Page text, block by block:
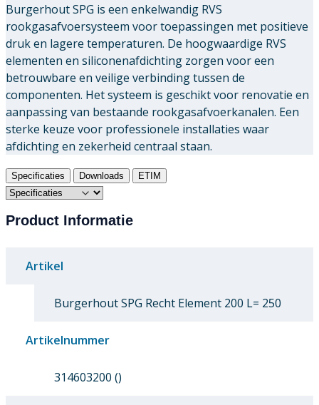
Burgerhout SPG is een enkelwandig RVS
rookgasafvoersysteem voor toepassingen met positieve
druk en lagere temperaturen. De hoogwaardige RVS
elementen en siliconenafdichting zorgen voor een
betrouwbare en veilige verbinding tussen de
componenten. Het systeem is geschikt voor renovatie en
aanpassing van bestaande rookgasafvoerkanalen. Een
sterke keuze voor professionele installaties waar
afdichting en zekerheid centraal staan.
Specificaties Downloads ETIM
Product Informatie
Artikel
Burgerhout SPG Recht Element 200 L= 250
Artikelnummer
314603200 ()